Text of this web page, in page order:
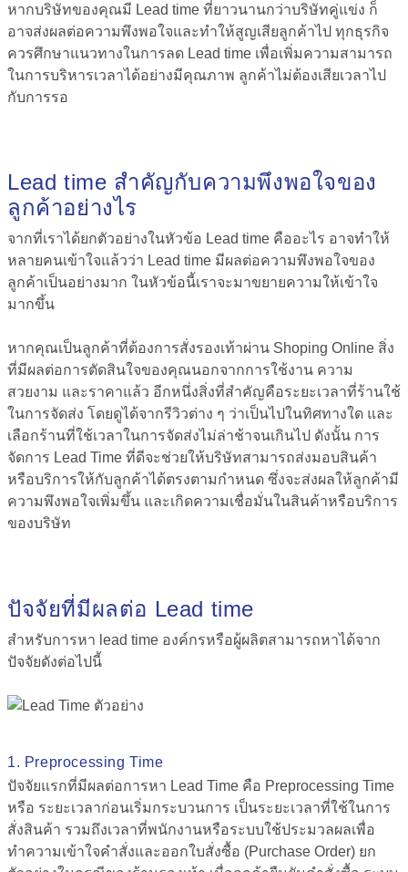
หากบริษัทของคุณมี Lead time ที่ยาวนานกว่าบริษัทคู่แข่ง ก็
อาจส่งผลต่อความพึงพอใจและทำให้สูญเสียลูกค้าไป ทุกธุรกิจ
ควรศึกษาแนวทางในการลด Lead time เพื่อเพิ่มความสามารถ
ในการบริหารเวลาได้อย่างมีคุณภาพ ลูกค้าไม่ต้องเสียเวลาไป
กับการรอ
Lead time สำคัญกับความพึงพอใจของ
ลูกค้าอย่างไร
จากที่เราได้ยกตัวอย่างในหัวข้อ Lead time คืออะไร อาจทำให้
หลายคนเข้าใจแล้วว่า Lead time มีผลต่อความพึงพอใจของ
ลูกค้าเป็นอย่างมาก ในหัวข้อนี้เราจะมาขยายความให้เข้าใจ
มากขึ้น
หากคุณเป็นลูกค้าที่ต้องการสั่งรองเท้าผ่าน Shoping Online สิ่ง
ที่มีผลต่อการตัดสินใจของคุณนอกจากการใช้งาน ความ
สวยงาม และราคาแล้ว อีกหนึ่งสิ่งที่สำคัญคือระยะเวลาที่ร้านใช้
ในการจัดส่ง โดยดูได้จากรีวิวต่าง ๆ ว่าเป็นไปในทิศทางใด และ
เลือกร้านที่ใช้เวลาในการจัดส่งไม่ล่าช้าจนเกินไป ดังนั้น การ
จัดการ Lead Time ที่ดีจะช่วยให้บริษัทสามารถส่งมอบสินค้า
หรือบริการให้กับลูกค้าได้ตรงตามกำหนด ซึ่งจะส่งผลให้ลูกค้ามี
ความพึงพอใจเพิ่มขึ้น และเกิดความเชื่อมั่นในสินค้าหรือบริการ
ของบริษัท
ปัจจัยที่มีผลต่อ Lead time
สำหรับการหา lead time องค์กรหรือผู้ผลิตสามารถหาได้จาก
ปัจจัยดังต่อไปนี้
1. Preprocessing Time
ปัจจัยแรกที่มีผลต่อการหา Lead Time คือ Preprocessing Time
หรือ ระยะเวลาก่อนเริ่มกระบวนการ เป็นระยะเวลาที่ใช้ในการ
สั่งสินค้า รวมถึงเวลาที่พนักงานหรือระบบใช้ประมวลผลเพื่อ
ทำความเข้าใจคำสั่งและออกใบสั่งซื้อ (Purchase Order) ยก